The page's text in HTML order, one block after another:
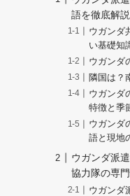
語を徹底解説
ウガンダ
い基礎知
ウガンダ
隣国は？
ウガンダ
特徴と季
ウガンダ
語と現地
ウガンダ派
協力隊の専
ウガンダ